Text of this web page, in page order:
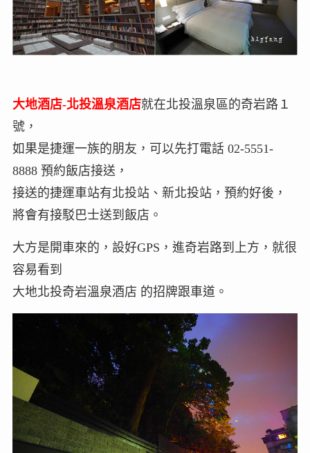
大地酒店-北投溫泉酒店就在北投溫泉區的奇岩路１
號，
如果是捷運一族的朋友，可以先打電話 02-5551-
8888 預約飯店接送，
接送的捷運車站有北投站、新北投站，預約好後，
將會有接駁巴士送到飯店。
大方是開車來的，設好GPS，進奇岩路到上方，就很
容易看到
大地北投奇岩溫泉酒店 的招牌跟車道。